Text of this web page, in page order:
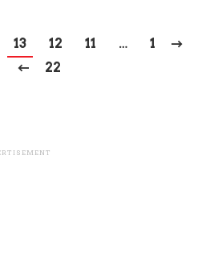
1
…
11
12
13
22